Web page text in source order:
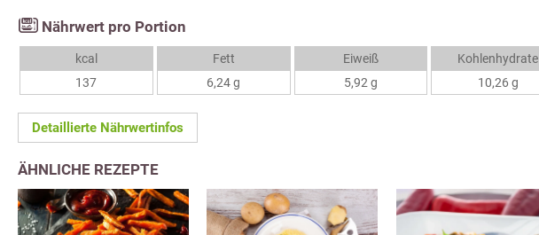
Nährwert pro Portion
kcal
137
Fett
6,24 g
Eiweiß
5,92 g
Kohlenhydrate
10,26 g
Detaillierte Nährwertinfos
ÄHNLICHE REZEPTE